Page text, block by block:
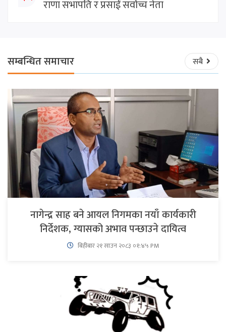
राणा सभापति र प्रसाईं सर्वोच्च नेता
सम्बन्धित समाचार सबै
नागेन्द्र साह बने आयल निगमका नयाँ कार्यकारी
निर्देशक, ग्यासको अभाव पन्छाउने दायित्व
बिहीबार २१ साउन २०८३ ०१:४५ PM